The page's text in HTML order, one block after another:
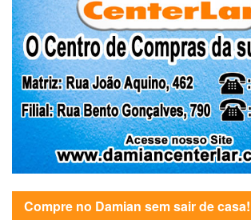
Compre no Damian sem sair de casa!